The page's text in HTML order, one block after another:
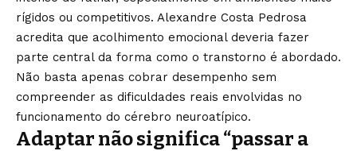
rígidos ou competitivos. Alexandre Costa Pedrosa
acredita que acolhimento emocional deveria fazer
parte central da forma como o transtorno é abordado.
Não basta apenas cobrar desempenho sem
compreender as dificuldades reais envolvidas no
funcionamento do cérebro neuroatípico.
Adaptar não significa “passar a